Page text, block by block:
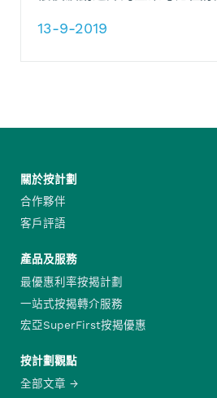
13-9-2019
關於按計劃
合作夥伴
客戶評語
產品及服務
最優惠利率按揭計劃
一站式按揭轉介服務
宏亞SuperFirst按揭優惠
按計劃觀點
全部文章